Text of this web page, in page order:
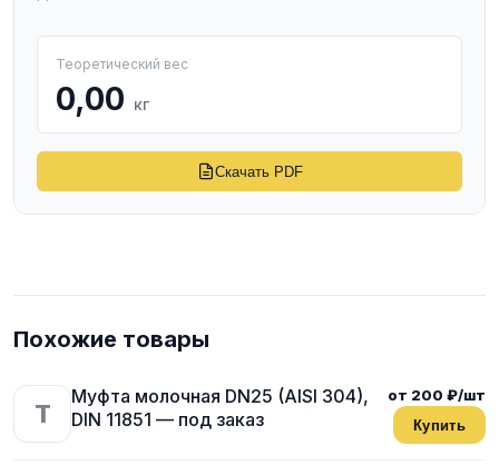
Теоретический вес
0,00 кг
Скачать PDF
Похожие товары
T
Муфта молочная DN25 (AISI 304),
DIN 11851 — под заказ
от 200 ₽/шт
Купить